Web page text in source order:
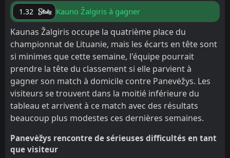
1.32 Kauno Žalgiris à gagner
Kaunas Žalgiris occupe la quatrième place du
championnat de Lituanie, mais les écarts en tête sont
si minimes que cette semaine, l'équipe pourrait
prendre la tête du classement si elle parvient à
gagner son match à domicile contre Panevėžys. Les
visiteurs se trouvent dans la moitié inférieure du
tableau et arrivent à ce match avec des résultats
beaucoup plus modestes ces dernières semaines.
Panevėžys rencontre de sérieuses difficultés en tant
que visiteur